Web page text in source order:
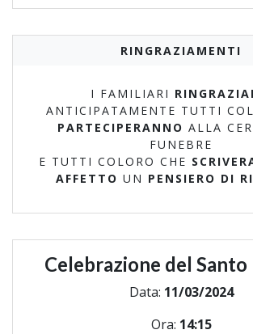
RINGRAZIAMENTI
I FAMILIARI
ANTICIPATAMENTE TUTTI
PARTECIPERANNO ALLA
FUNEBRE
E TUTTI COLORO CHE
AFFETTO UN PENSIERO DI
Celebrazione del Santo
Data: 11/03/2024
Ora: 14:15